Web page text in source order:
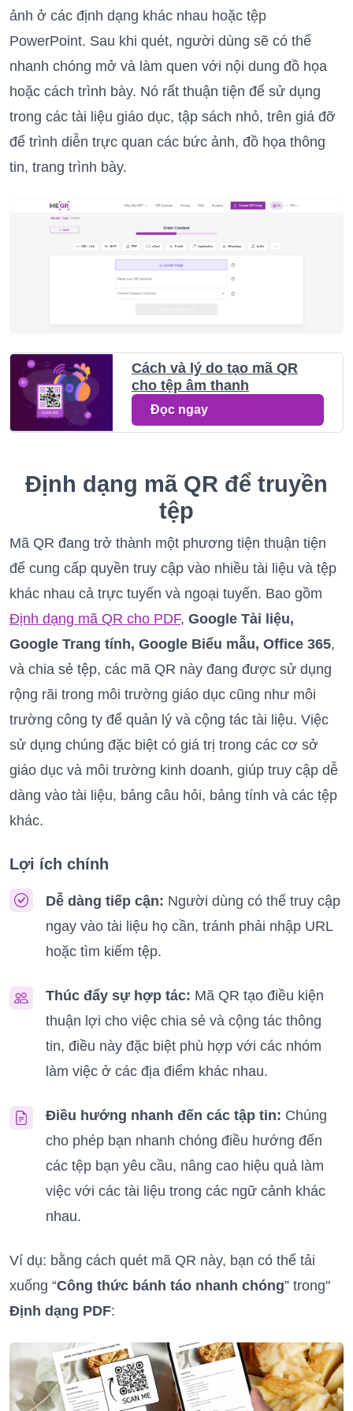
ảnh ở các định dạng khác nhau hoặc tệp
PowerPoint. Sau khi quét, người dùng sẽ có thể
nhanh chóng mở và làm quen với nội dung đồ họa
hoặc cách trình bày. Nó rất thuận tiện để sử dụng
trong các tài liệu giáo dục, tập sách nhỏ, trên giá đỡ
để trình diễn trực quan các bức ảnh, đồ họa thông
tin, trang trình bày.
Cách và lý do tạo mã QR
cho tệp âm thanh
Đọc ngay
Định dạng mã QR để truyền
tệp
Mã QR đang trở thành một phương tiện thuận tiện
để cung cấp quyền truy cập vào nhiều tài liệu và tệp
khác nhau cả trực tuyến và ngoại tuyến. Bao gồm
Định dạng mã QR cho PDF, Google Tài liệu,
Google Trang tính, Google Biểu mẫu, Office 365,
và chia sẻ tệp, các mã QR này đang được sử dụng
rộng rãi trong môi trường giáo dục cũng như môi
trường công ty để quản lý và cộng tác tài liệu. Việc
sử dụng chúng đặc biệt có giá trị trong các cơ sở
giáo dục và môi trường kinh doanh, giúp truy cập dễ
dàng vào tài liệu, bảng câu hỏi, bảng tính và các tệp
khác.
Lợi ích chính
Dễ dàng tiếp cận: Người dùng có thể truy cập
ngay vào tài liệu họ cần, tránh phải nhập URL
hoặc tìm kiếm tệp.
Thúc đẩy sự hợp tác: Mã QR tạo điều kiện
thuận lợi cho việc chia sẻ và cộng tác thông
tin, điều này đặc biệt phù hợp với các nhóm
làm việc ở các địa điểm khác nhau.
Điều hướng nhanh đến các tập tin: Chúng
cho phép bạn nhanh chóng điều hướng đến
các tệp bạn yêu cầu, nâng cao hiệu quả làm
việc với các tài liệu trong các ngữ cảnh khác
nhau.
Ví dụ: bằng cách quét mã QR này, bạn có thể tải
xuống “Công thức bánh táo nhanh chóng” trong"
Định dạng PDF: